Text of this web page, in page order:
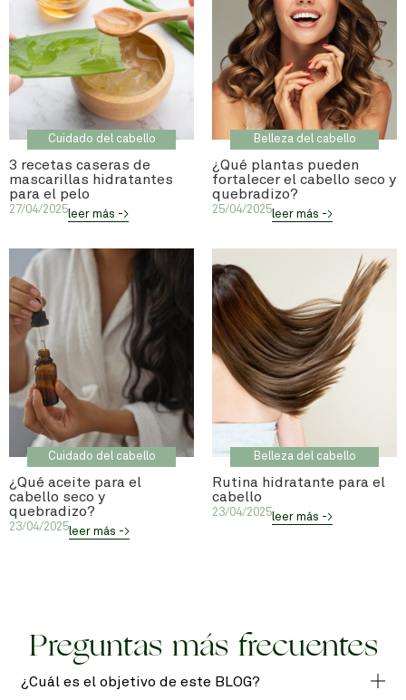
Cuidado del cabello
3 recetas caseras de
mascarillas hidratantes
para el pelo
27/04/2025leer más ->
Belleza del cabello
¿Qué plantas pueden
fortalecer el cabello seco y
quebradizo?
25/04/2025leer más ->
Cuidado del cabello
¿Qué aceite para el
cabello seco y
quebradizo?
23/04/2025leer más ->
Belleza del cabello
Rutina hidratante para el
cabello
23/04/2025leer más ->
Preguntas más frecuentes
¿Cuál es el objetivo de este BLOG?